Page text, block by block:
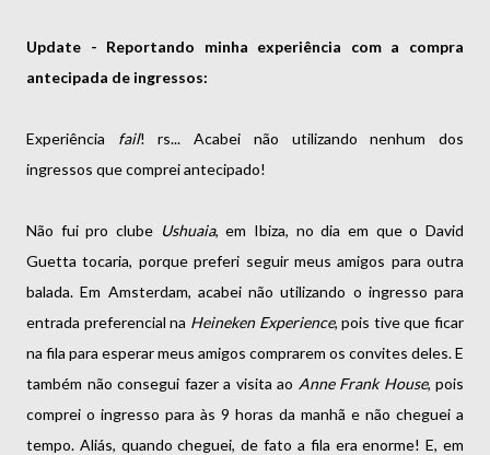
Update - Reportando minha experiência com a compra
antecipada de ingressos:
Experiência fail! rs... Acabei não utilizando nenhum dos
ingressos que comprei antecipado!
Não fui pro clube Ushuaia, em Ibiza, no dia em que o David
Guetta tocaria, porque preferi seguir meus amigos para outra
balada. Em Amsterdam, acabei não utilizando o ingresso para
entrada preferencial na Heineken Experience, pois tive que ficar
na fila para esperar meus amigos comprarem os convites deles. E
também não consegui fazer a visita ao Anne Frank House, pois
comprei o ingresso para às 9 horas da manhã e não cheguei a
tempo. Aliás, quando cheguei, de fato a fila era enorme! E, em